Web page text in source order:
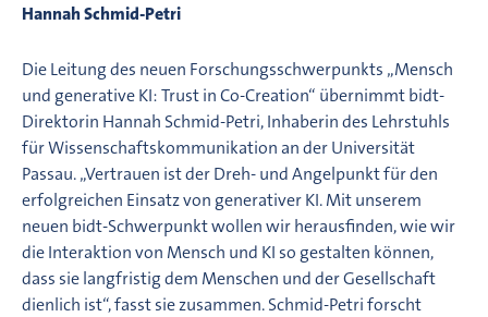
Hannah Schmid-Petri
Die Leitung des neuen Forschungsschwerpunkts „Mensch
und generative KI: Trust in Co-Creation“ übernimmt bidt-
Direktorin Hannah Schmid-Petri, Inhaberin des Lehrstuhls
für Wissenschaftskommunikation an der Universität
Passau. „Vertrauen ist der Dreh- und Angelpunkt für den
erfolgreichen Einsatz von generativer KI. Mit unserem
neuen bidt-Schwerpunkt wollen wir herausfinden, wie wir
die Interaktion von Mensch und KI so gestalten können,
dass sie langfristig dem Menschen und der Gesellschaft
dienlich ist“, fasst sie zusammen. Schmid-Petri forscht